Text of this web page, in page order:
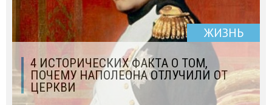
ЖИЗНЬ
4 ИСТОРИЧЕСКИХ ФАКТА О ТОМ,
ПОЧЕМУ НАПОЛЕОНА ОТЛУЧИЛИ ОТ
ЦЕРКВИ